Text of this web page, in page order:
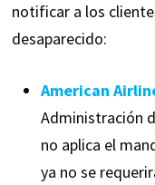
notificar a los
desaparecido:
American
Administración
no aplica el
ya no se